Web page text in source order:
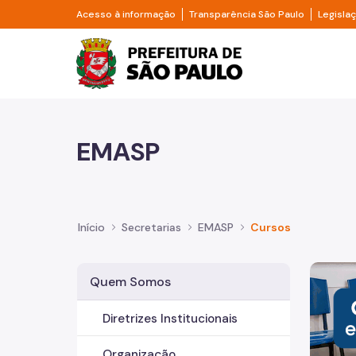
Pular para o Conteúdo principal
Acesso à informação Divisor de acesso à informação
Transparência São Paulo Divisor
Prefeitura de São
EMASP
Início Secretarias EMASP Cursos
Quem Somos
Diretrizes Institucionais